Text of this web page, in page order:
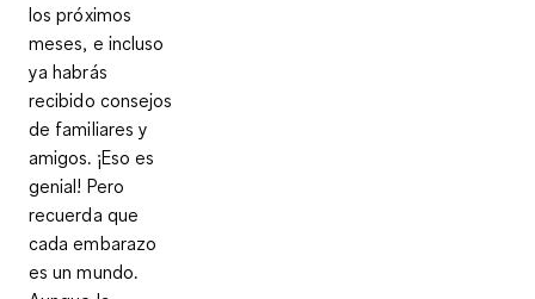
los próximos
meses, e incluso
ya habrás
recibido consejos
de familiares y
amigos. ¡Eso es
genial! Pero
recuerda que
cada embarazo
es un mundo.